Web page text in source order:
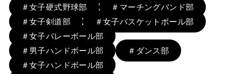
＃女子硬式野球部
＃マーチングバンド部
＃女子剣道部
＃女子バスケットボール部
＃女子バレーボール部
＃男子ハンドボール部
＃ダンス部
＃女子ハンドボール部